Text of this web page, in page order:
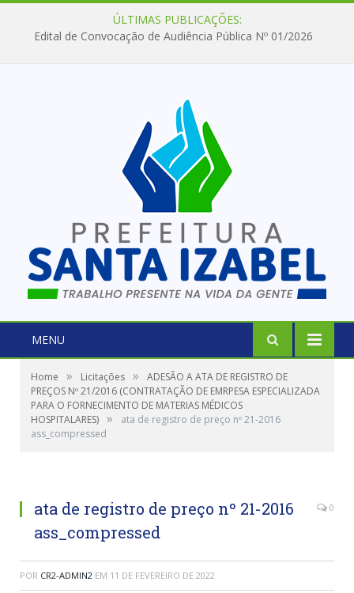
ÚLTIMAS PUBLICAÇÕES:
Edital de Convocação de Audiência Pública Nº 01/2026
MENU
Home » Licitações »
ADESÃO A ATA DE REGISTRO DE
PREÇOS Nº 21/2016 (CONTRATAÇÃO DE EMRPESA ESPECIALIZADA
PARA O FORNECIMENTO DE MATERIAS MÉDICOS
HOSPITALARES) »
ata de registro de preço nº 21-2016
ass_compressed
ata de registro de preço nº 21-2016
ass_compressed
0
POR CR2-ADMIN2 EM 11 DE FEVEREIRO DE 2022